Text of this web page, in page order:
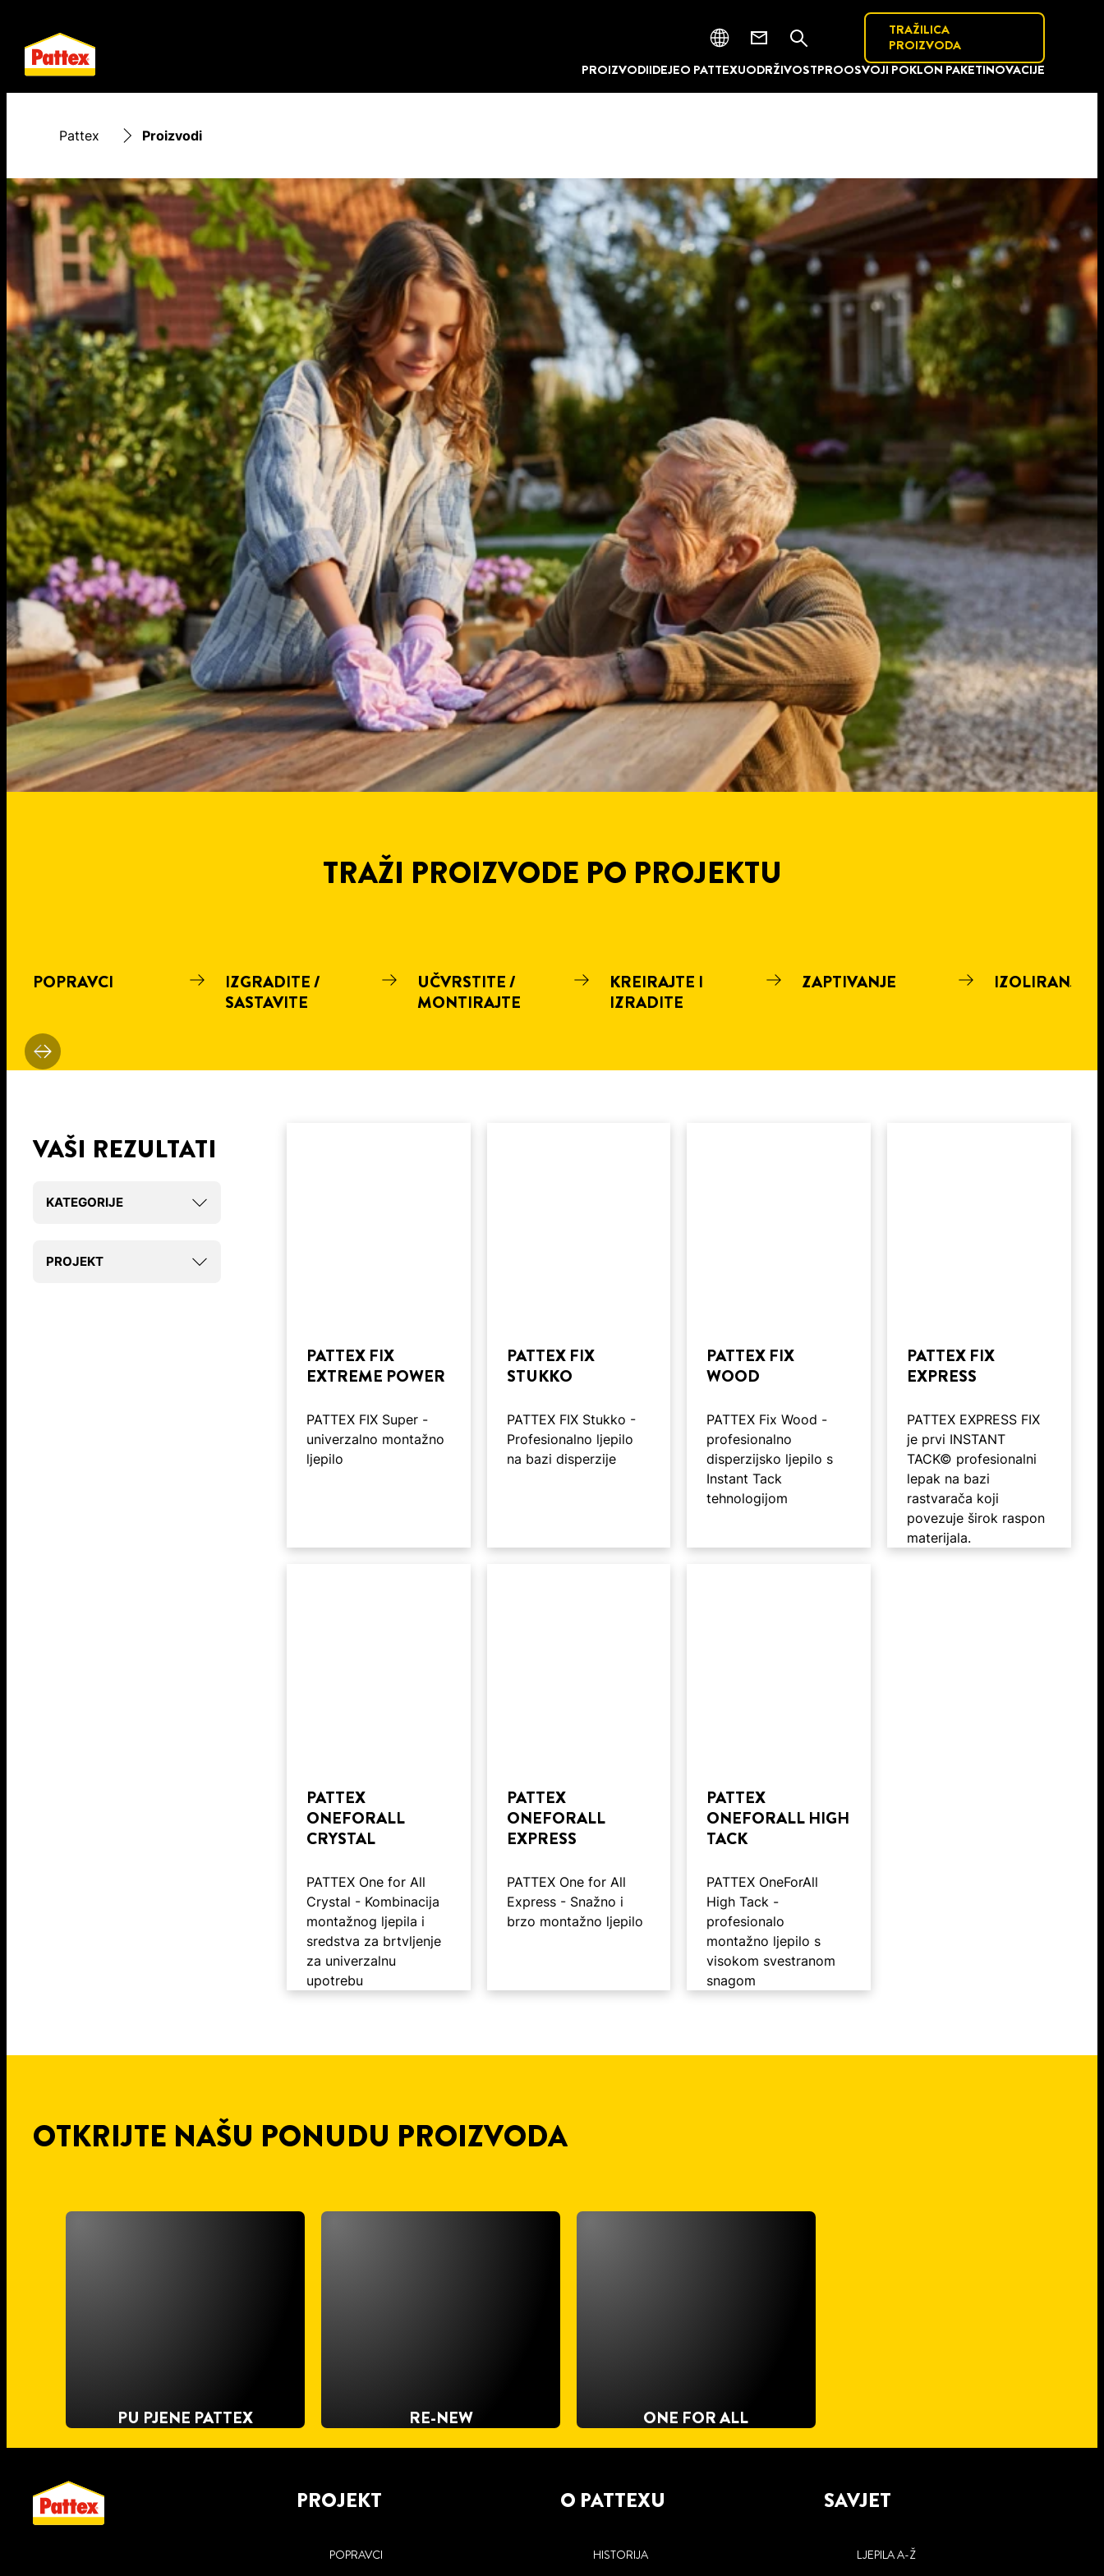
PROIZVODIIDEJEO PATTEXUODRŽIVOSTPROOSVOJI POKLON PAKETINOVACIJE
TRAŽILICA
PROIZVODA
Pattex Proizvodi
TRAŽI PROIZVODE PO PROJEKTU
POPRAVCI
IZGRADITE /
SASTAVITE
UČVRSTITE /
MONTIRAJTE
KREIRAJTE I
IZRADITE
ZAPTIVANJE IZOLIRANJE
VAŠI REZULTATI
KATEGORIJE
PROJEKT
PATTEX FIX
EXTREME POWER
PATTEX FIX Super -
univerzalno montažno
ljepilo
PATTEX FIX
STUKKO
PATTEX FIX Stukko -
Profesionalno ljepilo
na bazi disperzije
PATTEX FIX
WOOD
PATTEX Fix Wood -
profesionalno
disperzijsko ljepilo s
Instant Tack
tehnologijom
PATTEX FIX
EXPRESS
PATTEX EXPRESS FIX
je prvi INSTANT
TACK© profesionalni
lepak na bazi
rastvarača koji
povezuje širok raspon
materijala.
PATTEX
ONEFORALL
CRYSTAL
PATTEX One for All
Crystal - Kombinacija
montažnog ljepila i
sredstva za brtvljenje
za univerzalnu
upotrebu
PATTEX
ONEFORALL
EXPRESS
PATTEX One for All
Express - Snažno i
brzo montažno ljepilo
PATTEX
ONEFORALL HIGH
TACK
PATTEX OneForAll
High Tack -
profesionalo
montažno ljepilo s
visokom svestranom
snagom
OTKRIJTE NAŠU PONUDU PROIZVODA
PU PJENE PATTEX RE-NEW ONE FOR ALL
PROJEKT
POPRAVCI
O PATTEXU
HISTORIJA
SAVJET
LJEPILA A-Ž